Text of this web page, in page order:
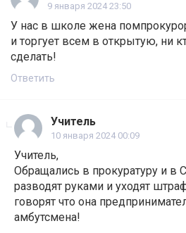
9 января 2024 23:50
У нас в школе жена
и торгует всем в открытую, ни
сделать!
Ответить
Учитель
10 января 2024 00:09
Учитель,
Обращались в прокуратуру и в
разводят руками и уходят
говорят что она
амбутсмена!